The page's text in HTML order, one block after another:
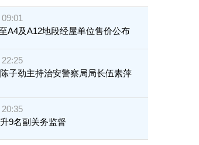
A4及A12地段经屋单位售价公布
子劲主持治安警察局局长伍素萍
9名副关务监督